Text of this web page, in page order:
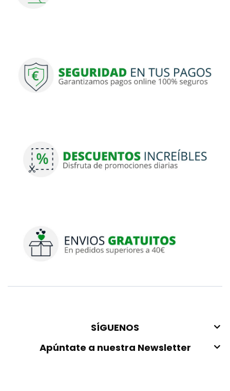
SÍGUENOS
Apúntate a nuestra Newsletter